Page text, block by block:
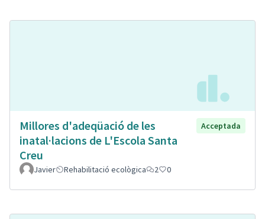
Millores d'adeqüació de les
inatal·lacions de L'Escola Santa
Creu
Acceptada
Javier Rehabilitació ecològica 2 0